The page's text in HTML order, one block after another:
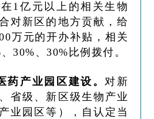
1亿元以上的相关生物
对新区的地方贡献，给
万元的开办补贴，相关
30%、30%比例拨付。
药产业园区建设。对新
省级、新区级生物产业
业园区等），自认定当